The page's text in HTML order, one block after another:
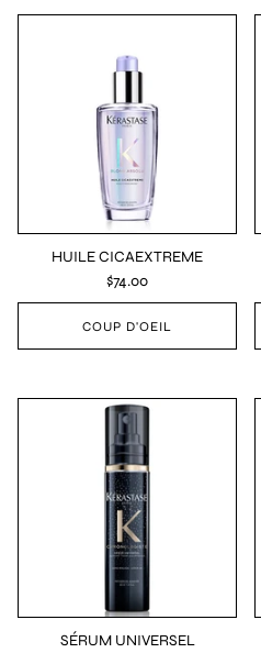
HUILE CICAEXTREME
$74.00
COUP D'OEIL
SÉRUM UNIVERSEL